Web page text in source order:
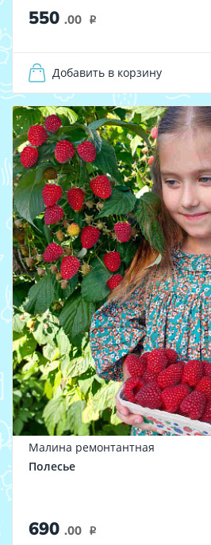
550 .00 i
Добавить в корзину
Малина ремонтантная
Полесье
690 .00 i